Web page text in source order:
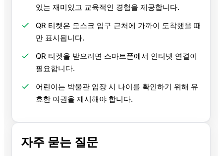
있는 재미있고 교육적인 경험을 제공합니다.
QR 티켓은 모스크 입구 근처에 가까이 도착했을 때
만 표시됩니다.
QR 티켓을 받으려면 스마트폰에서 인터넷 연결이
필요합니다.
어린이는 박물관 입장 시 나이를 확인하기 위해 유
효한 여권을 제시해야 합니다.
자주 묻는 질문